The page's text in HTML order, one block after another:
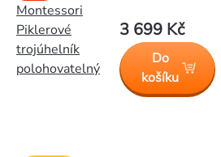
Montessori
Piklerové
trojúhelník
polohovatelný
3 699 Kč
Do
košíku